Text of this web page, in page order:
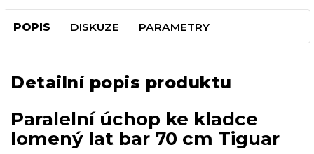
POPIS DISKUZE PARAMETRY
Detailní popis produktu
Paralelní úchop ke kladce
lomený lat bar 70 cm Tiguar